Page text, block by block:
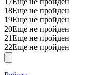
18Еще не пройден
19Еще не пройден
20Еще не пройден
21Еще не пройден
22Еще не пройден